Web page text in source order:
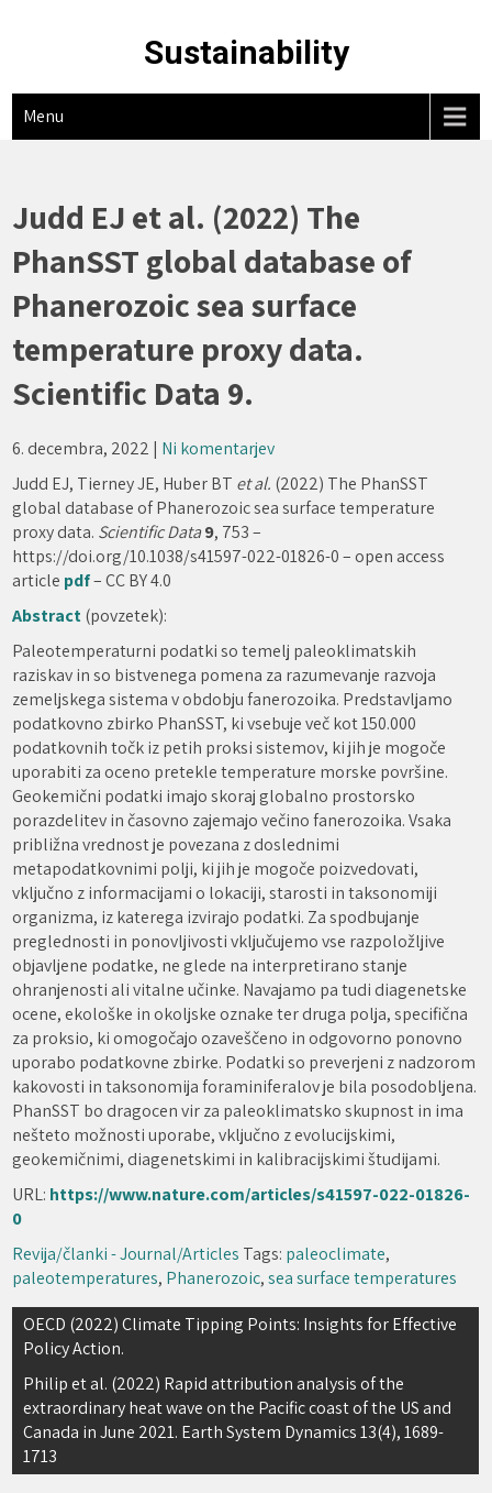
Sustainability
Menu
Judd EJ et al. (2022) The
PhanSST global database of
Phanerozoic sea surface
temperature proxy data.
Scientific Data 9.
6. decembra, 2022 | Ni komentarjev
Judd EJ, Tierney JE, Huber BT et al. (2022) The PhanSST
global database of Phanerozoic sea surface temperature
proxy data. Scientific Data9, 753 –
https://doi.org/10.1038/s41597-022-01826-0 – open access
article pdf– CC BY 4.0
Abstract(povzetek):
Paleotemperaturni podatki so temelj paleoklimatskih
raziskav in so bistvenega pomena za razumevanje razvoja
zemeljskega sistema v obdobju fanerozoika. Predstavljamo
podatkovno zbirko PhanSST, ki vsebuje več kot 150.000
podatkovnih točk iz petih proksi sistemov, ki jih je mogoče
uporabiti za oceno pretekle temperature morske površine.
Geokemični podatki imajo skoraj globalno prostorsko
porazdelitev in časovno zajemajo večino fanerozoika. Vsaka
približna vrednost je povezana z doslednimi
metapodatkovnimi polji, ki jih je mogoče poizvedovati,
vključno z informacijami o lokaciji, starosti in taksonomiji
organizma, iz katerega izvirajo podatki. Za spodbujanje
preglednosti in ponovljivosti vključujemo vse razpoložljive
objavljene podatke, ne glede na interpretirano stanje
ohranjenosti ali vitalne učinke. Navajamo pa tudi diagenetske
ocene, ekološke in okoljske oznake ter druga polja, specifična
za proksio, ki omogočajo ozaveščeno in odgovorno ponovno
uporabo podatkovne zbirke. Podatki so preverjeni z nadzorom
kakovosti in taksonomija foraminiferalov je bila posodobljena.
PhanSST bo dragocen vir za paleoklimatsko skupnost in ima
nešteto možnosti uporabe, vključno z evolucijskimi,
geokemičnimi, diagenetskimi in kalibracijskimi študijami.
URL: https://www.nature.com/articles/s41597-022-01826-
0
Revija/članki - Journal/Articles Tags: paleoclimate,
paleotemperatures, Phanerozoic,sea surface temperatures
Navigacija
prispevka
OECD (2022) Climate Tipping Points: Insights for Effective
Policy Action.
Philip et al. (2022) Rapid attribution analysis of the
extraordinary heat wave on the Pacific coast of the US and
Canada in June 2021. Earth System Dynamics 13(4), 1689-
1713